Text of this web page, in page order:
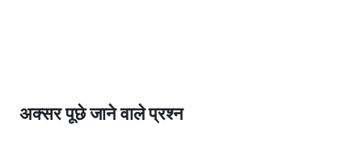
अक्सर पूछे जाने वाले प्रश्न